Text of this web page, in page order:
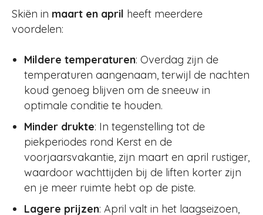
Skiën in maart en april heeft meerdere
voordelen:
Mildere temperaturen: Overdag zijn de
temperaturen aangenaam, terwijl de nachten
koud genoeg blijven om de sneeuw in
optimale conditie te houden.
Minder drukte: In tegenstelling tot de
piekperiodes rond Kerst en de
voorjaarsvakantie, zijn maart en april rustiger,
waardoor wachttijden bij de liften korter zijn
en je meer ruimte hebt op de piste.
Lagere prijzen: April valt in het laagseizoen,